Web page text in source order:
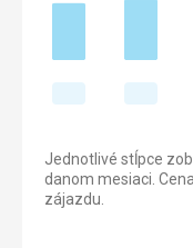
Jednotlivé stĺpce
danom mesiaci.
zájazdu.